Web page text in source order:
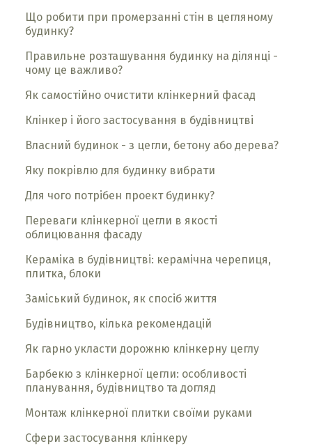
Що робити при промерзанні стін в цегляному
будинку?
Правильне розташування будинку на ділянці -
чому це важливо?
Як самостійно очистити клінкерний фасад
Клінкер і його застосування в будівництві
Власний будинок - з цегли, бетону або дерева?
Яку покрівлю для будинку вибрати
Для чого потрібен проект будинку?
Переваги клінкерної цегли в якості
облицювання фасаду
Кераміка в будівництві: керамічна черепиця,
плитка, блоки
Заміський будинок, як спосіб життя
Будівництво, кілька рекомендацій
Як гарно укласти дорожню клінкерну цеглу
Барбекю з клінкерної цегли: особливості
планування, будівництво та догляд
Монтаж клінкерної плитки своїми руками
Сфери застосування клінкеру